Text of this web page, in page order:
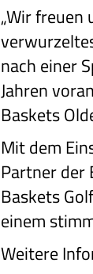
„Wir freuen
nach einer
Jahren
Baskets
Mit dem
Partner der
Baskets
einem
Weitere